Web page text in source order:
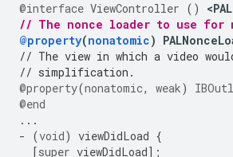
@interface ViewController () <
// The nonce loader to use for
@property(nonatomic)
// The view in which a video
// simplification.
@property(nonatomic, weak)
@end
...
-
(void) viewDidLoad {
[super viewDidLoad];